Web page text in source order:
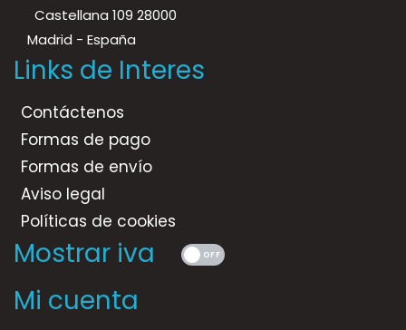
Castellana 109 28000
Madrid - España
Links de Interes
Contáctenos
Formas de pago
Formas de envío
Aviso legal
Políticas de cookies
Mostrar iva
Mi cuenta